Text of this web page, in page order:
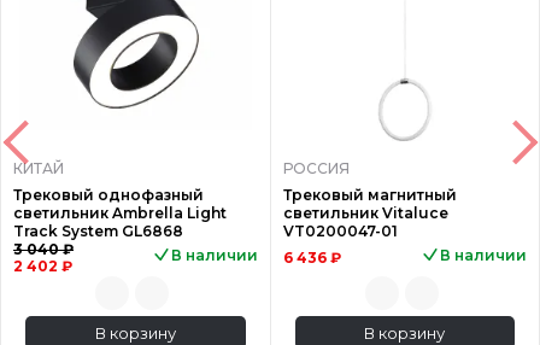
КИТАЙ
Трековый однофазный
светильник Ambrella Light
Track System GL6868
3 040 ₽
2 402 ₽
В наличии
В корзину
РОССИЯ
Трековый магнитный
светильник Vitaluce
VT0200047-01
6 436 ₽
В наличии
В корзину